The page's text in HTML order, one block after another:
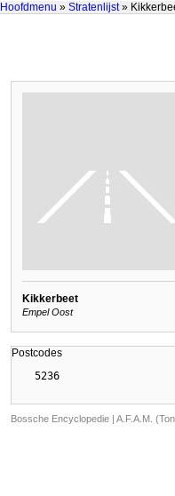
Hoofdmenu » Stratenlijst»
Kikkerbeet
Empel Oost
Postcodes
Bossche Encyclopedie | A.F.A.M.